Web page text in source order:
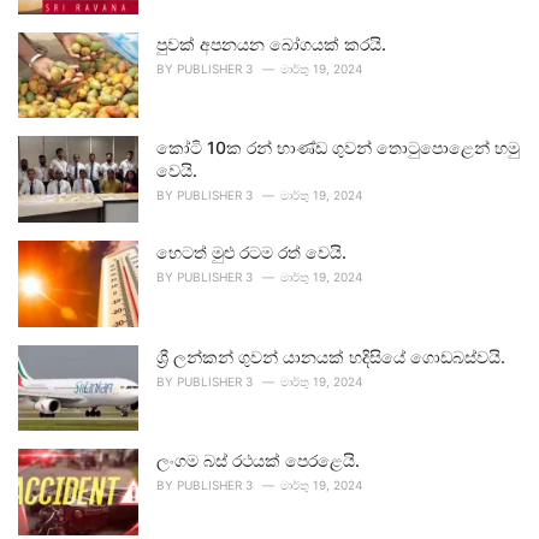
පුවක් අපනයන බෝගයක් කරයි.
BY PUBLISHER 3 මාර්තු 19, 2024
කෝටි 10ක රන් භාණ්ඩ ගුවන් තොටුපොළෙන් හමු
වෙයි.
BY PUBLISHER 3 මාර්තු 19, 2024
හෙටත් මුළු රටම රත් වෙයි.
BY PUBLISHER 3 මාර්තු 19, 2024
ශ්‍රී ලන්කන් ගුවන් යානයක් හදිසියේ ගොඩබස්වයි.
BY PUBLISHER 3 මාර්තු 19, 2024
ලංගම බස් රථයක් පෙරළෙයි.
BY PUBLISHER 3 මාර්තු 19, 2024